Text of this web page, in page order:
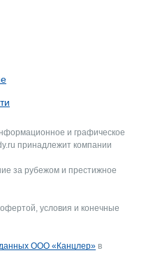
и графическое
принадлежит компании
за рубежом и престижное
условия и конечные
ООО «Канцлер» в